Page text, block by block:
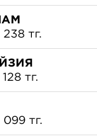
тг.
тг.
тг.